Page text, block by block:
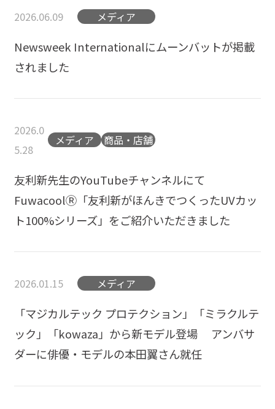
2026.06.09 メディア
Newsweek Internationalにムーンバットが掲載
されました
2026.0
5.28
メディア 商品・店舗
友利新先生のYouTubeチャンネルにて
FuwacoolⓇ「友利新がほんきでつくったUVカッ
ト100%シリーズ」をご紹介いただきました
2026.01.15 メディア
「マジカルテック プロテクション」「ミラクルテ
ック」「kowaza」から新モデル登場 アンバサ
ダーに俳優・モデルの本田翼さん就任